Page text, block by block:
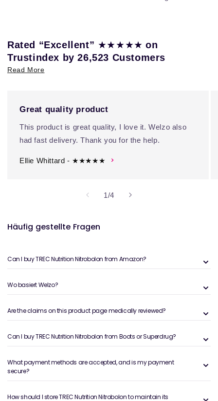
Rated “Excellent” ★★★★★on
Trustindex by 26,523 Customers
Read More
Great quality product
This product is great quality, I love it. Welzo also
had fast delivery. Thank you for the help.
Ellie Whittard - ★★★★★
1/von
4
Häufig gestellte Fragen
Can I buy TREC Nutrition Nitrobolon from Amazon?
Wo basiert Welzo?
Are the claims on this product page medically reviewed?
Can I buy TREC Nutrition Nitrobolon from Boots or Superdrug?
What payment methods are accepted, and is my payment
secure?
How should I store TREC Nutrition Nitrobolon to maintain its